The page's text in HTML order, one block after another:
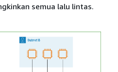
semua lalu lintas.